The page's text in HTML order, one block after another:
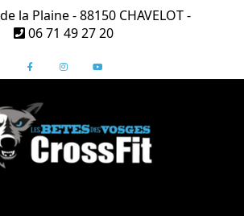
la Plaine - 88150 CHAVELOT -
06 71 49 27 20
des cookies